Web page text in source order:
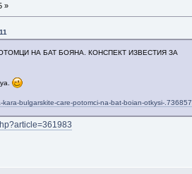
»
НА БАТ БОЯНА. КОНСПЕКТ ИЗВЕСТИЯ ЗА
bulgarskite-care-potomci-na-bat-boian-otkysi-.736857